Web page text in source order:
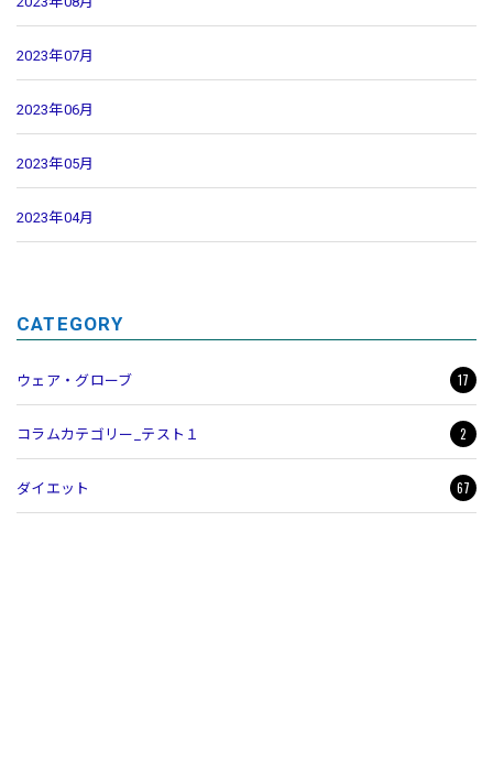
2023年07月
2023年06月
2023年05月
2023年04月
CATEGORY
ウェア・グローブ 17
コラムカテゴリー_テスト１ 2
ダイエット 67